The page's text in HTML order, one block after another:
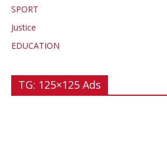
SPORT
Justice
EDUCATION
TG: 125×125 Ads